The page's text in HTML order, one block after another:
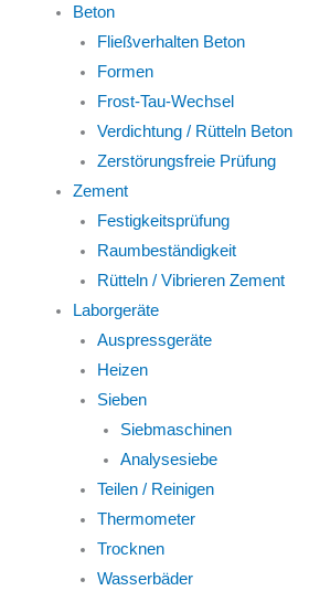
Beton
Fließverhalten Beton
Formen
Frost-Tau-Wechsel
Verdichtung / Rütteln Beton
Zerstörungsfreie Prüfung
Zement
Festigkeitsprüfung
Raumbeständigkeit
Rütteln / Vibrieren Zement
Laborgeräte
Auspressgeräte
Heizen
Sieben
Siebmaschinen
Analysesiebe
Teilen / Reinigen
Thermometer
Trocknen
Wasserbäder